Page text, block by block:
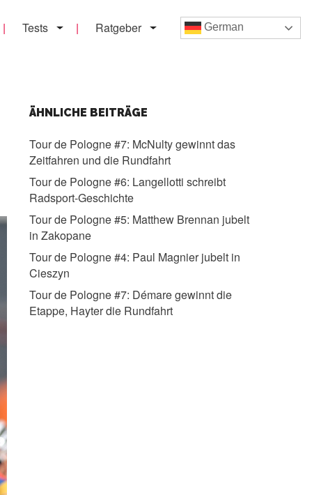
Tests Ratgeber German
ÄHNLICHE BEITRÄGE
Tour de Pologne #7: McNulty gewinnt das
Zeitfahren und die Rundfahrt
Tour de Pologne #6: Langellotti schreibt
Radsport-Geschichte
Tour de Pologne #5: Matthew Brennan jubelt
in Zakopane
Tour de Pologne #4: Paul Magnier jubelt in
Cieszyn
Tour de Pologne #7: Démare gewinnt die
Etappe, Hayter die Rundfahrt